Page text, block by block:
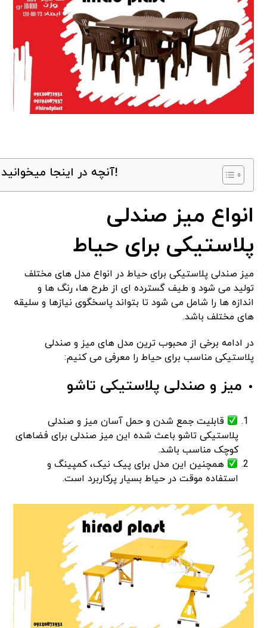
آنچه در اینجا میخوانید!
انواع میز صندلی
پلاستیکی برای حیاط
میز صندلی پلاستیکی برای حیاط در انواع مدل های مختلف
تولید می شود و طیف گسترده ای از طرح ها، رنگ ها و
اندازه ها را شامل می شود تا بتواند پاسخگوی نیازها و سلیقه
های مختلف باشد.
در ادامه برخی از محبوب ترین مدل های میز و صندلی
پلاستیکی مناسب برای حیاط را معرفی می کنیم:
میز و صندلی پلاستیکی تاشو
قابلیت جمع شدن و حمل آسان میز و صندلی
پلاستیکی تاشو باعث شده این میز صندلی برای فضاهای
کوچک مناسب باشد.
همچنین این مدل برای پیک نیک، کمپینگ و
استفاده موقت در حیاط بسیار پرکاربرد است.